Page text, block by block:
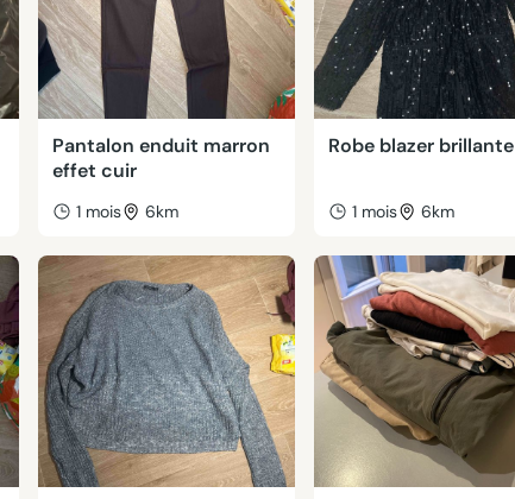
Pantalon enduit marron
effet cuir
1 mois 6km
Robe blazer brillante
1 mois 6km